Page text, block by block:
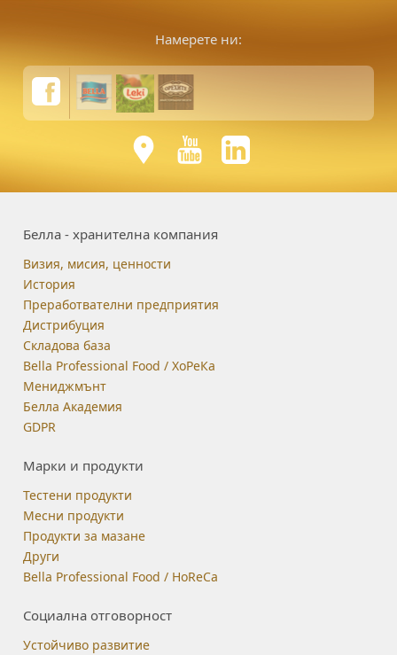
Намерете ни:
Белла - хранителна компания
Визия, мисия, ценности
История
Преработвателни предприятия
Дистрибуция
Складова база
Bella Professional Food / ХоРеКа
Мениджмънт
Белла Академия
GDPR
Марки и продукти
Тестени продукти
Месни продукти
Продукти за мазане
Други
Bella Professional Food / HoReCa
Социална отговорност
Устойчиво развитие